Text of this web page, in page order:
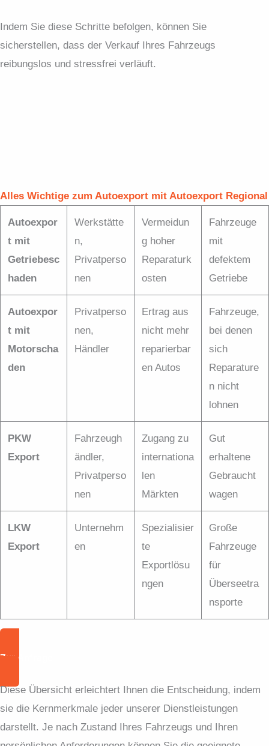
Indem Sie diese Schritte befolgen, können Sie
sicherstellen, dass der Verkauf Ihres Fahrzeugs
reibungslos und stressfrei verläuft.
Alles Wichtige zum Autoexport mit Autoexport Regional
Autoexpor
t mit
Getriebesc
haden
Werkstätte
n,
Privatperso
nen
Vermeidun
g hoher
Reparaturk
osten
Fahrzeuge
mit
defektem
Getriebe
Autoexpor
t mit
Motorscha
den
Privatperso
nen,
Händler
Ertrag aus
nicht mehr
reparierbar
en Autos
Fahrzeuge,
bei denen
sich
Reparature
n nicht
lohnen
PKW
Export
Fahrzeugh
ändler,
Privatperso
nen
Zugang zu
internationa
len
Märkten
Gut
erhaltene
Gebraucht
wagen
LKW
Export
Unternehm
en
Spezialisier
te
Exportlösu
ngen
Große
Fahrzeuge
für
Überseetra
nsporte
Zur Anfrage
Diese Übersicht erleichtert Ihnen die Entscheidung, indem
sie die Kernmerkmale jeder unserer Dienstleistungen
darstellt. Je nach Zustand Ihres Fahrzeugs und Ihren